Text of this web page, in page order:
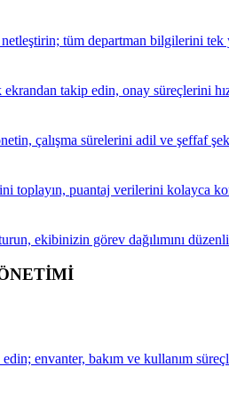
netleştirin; tüm departman bilgilerini tek
takip edin, onay süreçlerini
çalışma sürelerini adil ve şeffaf
toplayın, puantaj verilerini kolayca
ekibinizin görev dağılımını
edin; envanter, bakım ve kullanım